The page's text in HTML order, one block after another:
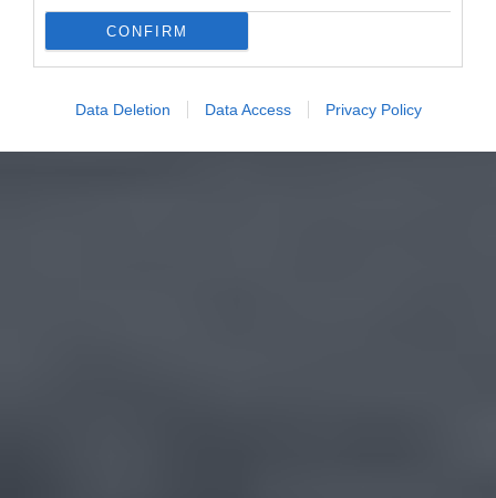
CONFIRM
Data Deletion Data Access Privacy Policy